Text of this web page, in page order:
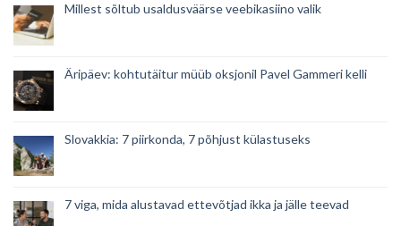
Millest sõltub usaldusväärse veebikasiino valik
Äripäev: kohtutäitur müüb oksjonil Pavel Gammeri kelli
Slovakkia: 7 piirkonda, 7 põhjust külastuseks
7 viga, mida alustavad ettevõtjad ikka ja jälle teevad